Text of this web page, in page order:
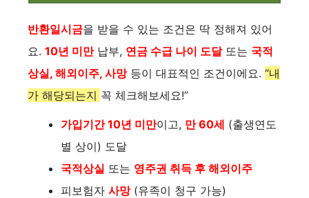
반환일시금을 받을 수 있는 조건은 딱 정해져 있어
요. 10년 미만납부, 연금 수급 나이 도달또는 국적
상실, 해외이주, 사망등이 대표적인 조건이에요. “내
가 해당되는지 꼭 체크해보세요!”
가입기간 10년 미만이고, 만 60세 (출생연도
별 상이) 도달
국적상실 또는 영주권 취득 후 해외이주
피보험자 사망(유족이 청구 가능)